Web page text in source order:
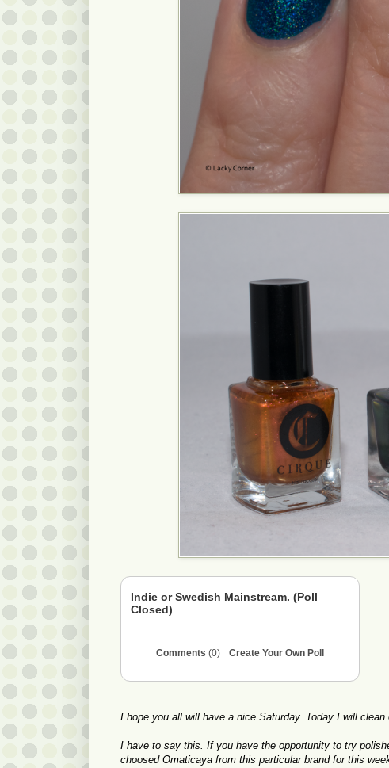
Indie or Swedish Mainstream. (Poll
Closed)
Comments (0) Create Your Own Poll
I hope you all will have a nice Saturday. Today I will
I have to say this. If you have the opportunity to try
choosed Omaticaya from this particular brand for this